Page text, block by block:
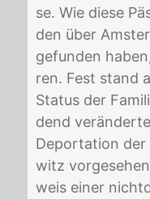
se. Wie die­se
den über
ge­fun­den
ren. Fest stand
Sta­tus der
dend
De­por­ta­ti­on
witz
weis ei­ner